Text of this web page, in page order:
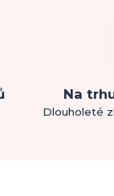
Na
Dlouholeté